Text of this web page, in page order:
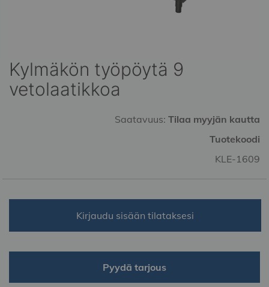
Kylmäkön työpöytä 9
vetolaatikkoa
Saatavuus: Tilaa myyjän kautta
Tuotekoodi
KLE-1609
Kirjaudu sisään tilataksesi
Pyydä tarjous
Skip
to
the